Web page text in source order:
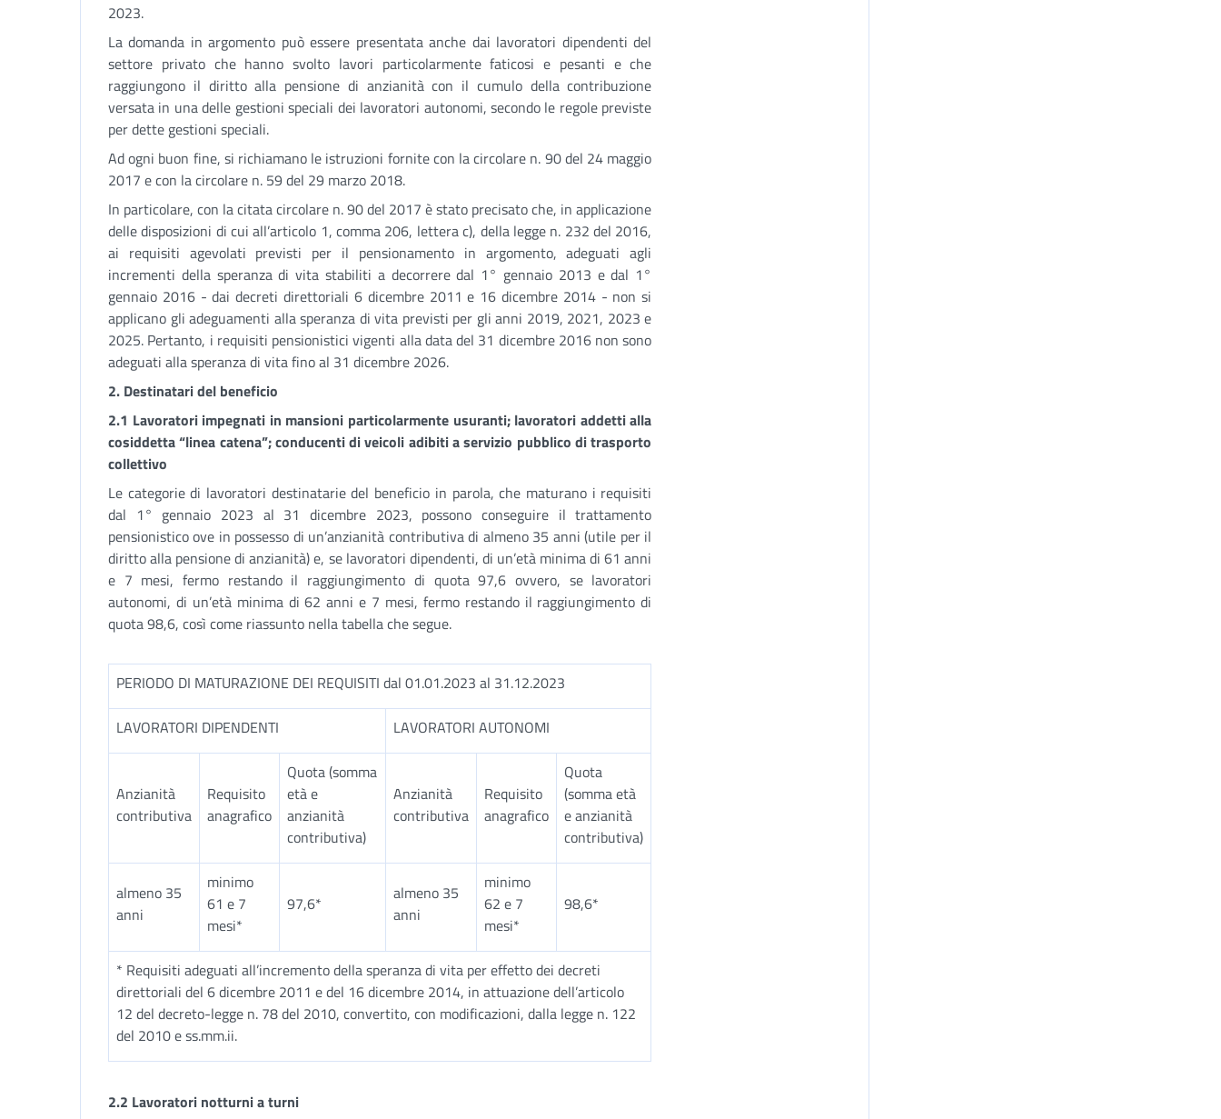
2023.
La domanda in argomento può essere presentata anche dai lavoratori dipendenti del
settore privato che hanno svolto lavori particolarmente faticosi e pesanti e che
raggiungono il diritto alla pensione di anzianità con il cumulo della contribuzione
versata in una delle gestioni speciali dei lavoratori autonomi, secondo le regole previste
per dette gestioni speciali.
Ad ogni buon fine, si richiamano le istruzioni fornite con la circolare n. 90 del 24 maggio
2017 e con la circolare n. 59 del 29 marzo 2018.
In particolare, con la citata circolare n. 90 del 2017 è stato precisato che, in applicazione
delle disposizioni di cui all’articolo 1, comma 206, lettera c), della legge n. 232 del 2016,
ai requisiti agevolati previsti per il pensionamento in argomento, adeguati agli
incrementi della speranza di vita stabiliti a decorrere dal 1° gennaio 2013 e dal 1°
gennaio 2016 - dai decreti direttoriali 6 dicembre 2011 e 16 dicembre 2014 - non si
applicano gli adeguamenti alla speranza di vita previsti per gli anni 2019, 2021, 2023 e
2025. Pertanto, i requisiti pensionistici vigenti alla data del 31 dicembre 2016 non sono
adeguati alla speranza di vita fino al 31 dicembre 2026.
2. Destinatari del beneficio
2.1 Lavoratori impegnati in mansioni particolarmente usuranti; lavoratori addetti alla
cosiddetta “linea catena”; conducenti di veicoli adibiti a servizio pubblico di trasporto
collettivo
Le categorie di lavoratori destinatarie del beneficio in parola, che maturano i requisiti
dal 1° gennaio 2023 al 31 dicembre 2023, possono conseguire il trattamento
pensionistico ove in possesso di un’anzianità contributiva di almeno 35 anni (utile per il
diritto alla pensione di anzianità) e, se lavoratori dipendenti, di un’età minima di 61 anni
e 7 mesi, fermo restando il raggiungimento di quota 97,6 ovvero, se lavoratori
autonomi, di un’età minima di 62 anni e 7 mesi, fermo restando il raggiungimento di
quota 98,6, così come riassunto nella tabella che segue.
PERIODO DI MATURAZIONE DEI REQUISITI dal 01.01.2023 al 31.12.2023
LAVORATORI DIPENDENTI LAVORATORI AUTONOMI
Anzianità
contributiva
Requisito
anagrafico
Quota (somma
età e
anzianità
contributiva)
Anzianità
contributiva
Requisito
anagrafico
Quota
(somma età
e anzianità
contributiva)
almeno 35
anni
minimo
61 e 7
mesi*
97,6*
almeno 35
anni
minimo
62 e 7
mesi*
98,6*
* Requisiti adeguati all’incremento della speranza di vita per effetto dei decreti
direttoriali del 6 dicembre 2011 e del 16 dicembre 2014, in attuazione dell’articolo
12 del decreto-legge n. 78 del 2010, convertito, con modificazioni, dalla legge n. 122
del 2010 e ss.mm.ii.
2.2 Lavoratori notturni a turni